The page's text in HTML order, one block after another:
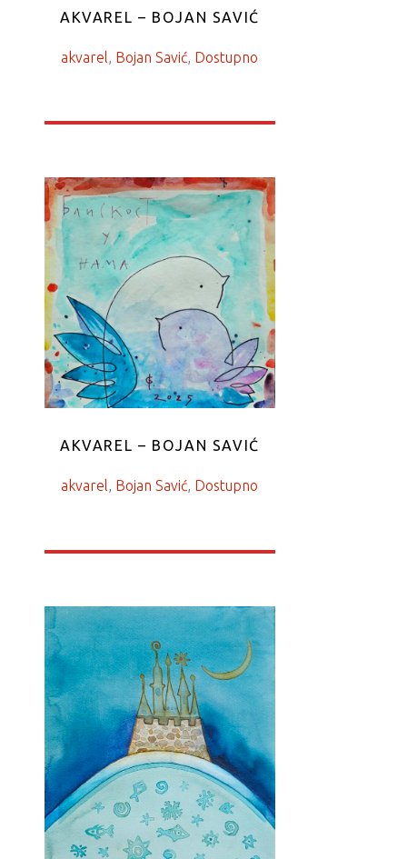
AKVAREL – BOJAN SAVIĆ
akvarel Bojan Savić Dostupno
AKVAREL – BOJAN SAVIĆ
akvarel, Bojan Savić, Dostupno